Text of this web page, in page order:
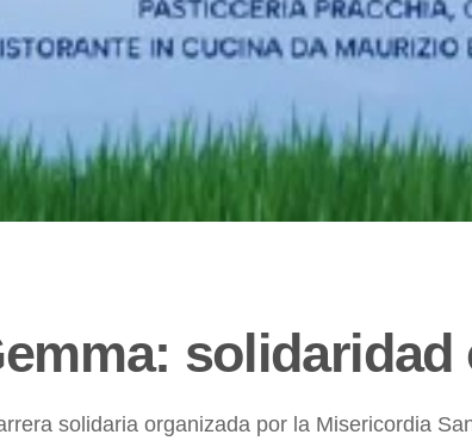
solidaria organizada por la Misericordia